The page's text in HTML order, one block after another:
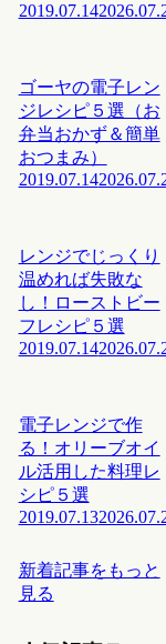
2019.07.14
ゴーヤの電子レン
ジレシピ５選（お
弁当おかず＆簡単
おつまみ）
2019.07.14
レンジでじっくり
温めれば失敗な
し！ローストビー
フレシピ５選
2019.07.14
電子レンジで作
る！オリーブオイ
ル活用した料理レ
シピ５選
2019.07.13
新着記事をもっと
見る